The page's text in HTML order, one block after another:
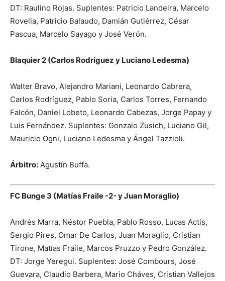
DT: Raulino Rojas. Suplentes: Patricio Landeira, Marcelo
Rovella, Patricio Balaudo, Damián Gutiérrez, César
Pascua, Marcelo Sayago y José Verón.
Blaquier 2 (Carlos Rodríguez y Luciano Ledesma)
Walter Bravo, Alejandro Mariani, Leonardo Cabrera,
Carlos Rodríguez, Pablo Soria, Carlos Torres, Fernando
Falcón, Daniel Lobeto, Leonardo Cabezas, Jorge Papay y
Luis Fernández. Suplentes: Gonzalo Zusich, Luciano Gil,
Mauricio Ogni, Luciano Ledesma y Ángel Tazzioli.
Árbitro: Agustín Buffa.
FC Bunge 3 (Matías Fraile -2- y Juan Moraglio)
Andrés Marra, Néstor Puebla, Pablo Rosso, Lucas Actis,
Sergio Pires, Omar De Carlos, Juan Moraglio, Cristian
Tirone, Matías Fraile, Marcos Pruzzo y Pedro González.
DT: Jorge Yeregui. Suplentes: José Combours, José
Guevara, Claudio Barbera, Mario Cháves, Cristian Vallejos